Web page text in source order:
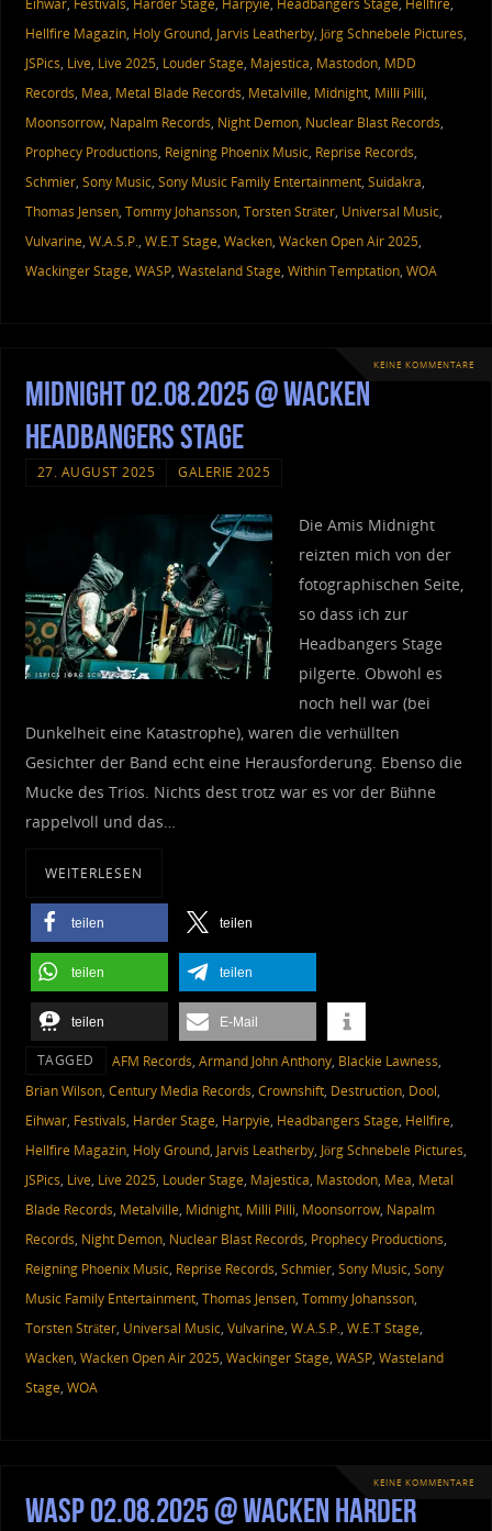
Eihwar, Festivals, Harder Stage, Harpyie, Headbangers Stage, Hellfire,
Hellfire Magazin, Holy Ground, Jarvis Leatherby, Jörg Schnebele Pictures,
JSPics, Live, Live 2025, Louder Stage, Majestica, Mastodon, MDD
Records, Mea, Metal Blade Records, Metalville, Midnight, Milli Pilli,
Moonsorrow, Napalm Records, Night Demon, Nuclear Blast Records,
Prophecy Productions, Reigning Phoenix Music, Reprise Records,
Schmier, Sony Music, Sony Music Family Entertainment, Suidakra,
Thomas Jensen, Tommy Johansson, Torsten Sträter, Universal Music,
Vulvarine, W.A.S.P., W.E.T Stage, Wacken, Wacken Open Air 2025,
Wackinger Stage, WASP, Wasteland Stage, Within Temptation, WOA
KEINE KOMMENTARE
Midnight 02.08.2025 @ Wacken
Headbangers Stage
27. AUGUST 2025 GALERIE 2025
Die Amis Midnight
reizten mich von der
fotographischen Seite,
so dass ich zur
Headbangers Stage
pilgerte. Obwohl es
noch hell war (bei
Dunkelheit eine Katastrophe), waren die verhüllten
Gesichter der Band echt eine Herausforderung. Ebenso die
Mucke des Trios. Nichts dest trotz war es vor der Bühne
rappelvoll und das…
WEITERLESEN
teilen teilen
teilen teilen
teilen E-Mail
TAGGED AFM Records, Armand John Anthony, Blackie Lawness,
Brian Wilson, Century Media Records, Crownshift, Destruction, Dool,
Eihwar, Festivals, Harder Stage, Harpyie, Headbangers Stage, Hellfire,
Hellfire Magazin, Holy Ground, Jarvis Leatherby, Jörg Schnebele Pictures,
JSPics, Live, Live 2025, Louder Stage, Majestica, Mastodon, Mea, Metal
Blade Records, Metalville, Midnight, Milli Pilli, Moonsorrow, Napalm
Records, Night Demon, Nuclear Blast Records, Prophecy Productions,
Reigning Phoenix Music, Reprise Records, Schmier, Sony Music, Sony
Music Family Entertainment, Thomas Jensen, Tommy Johansson,
Torsten Sträter, Universal Music, Vulvarine, W.A.S.P., W.E.T Stage,
Wacken, Wacken Open Air 2025, Wackinger Stage, WASP, Wasteland
Stage, WOA
KEINE KOMMENTARE
WASP 02.08.2025 @ Wacken Harder